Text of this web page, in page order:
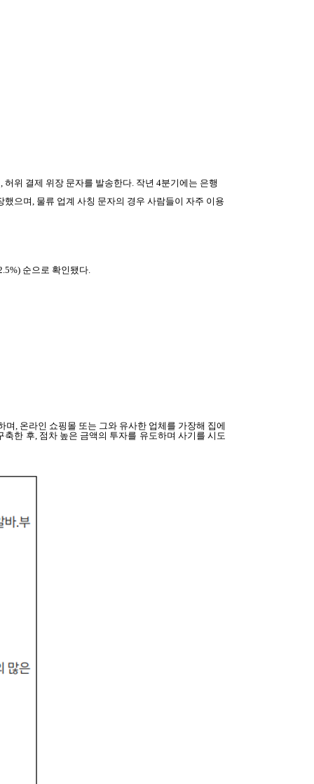
위 결제 위장 문자를 발송한다. 작년 4분기에는 은행
으며, 물류 업계 사칭 문자의 경우 사람들이 자주 이용
순으로 확인됐다.
, 온라인 쇼핑몰 또는 그와 유사한 업체를 가장해 집에
한 후, 점차 높은 금액의 투자를 유도하며 사기를 시도